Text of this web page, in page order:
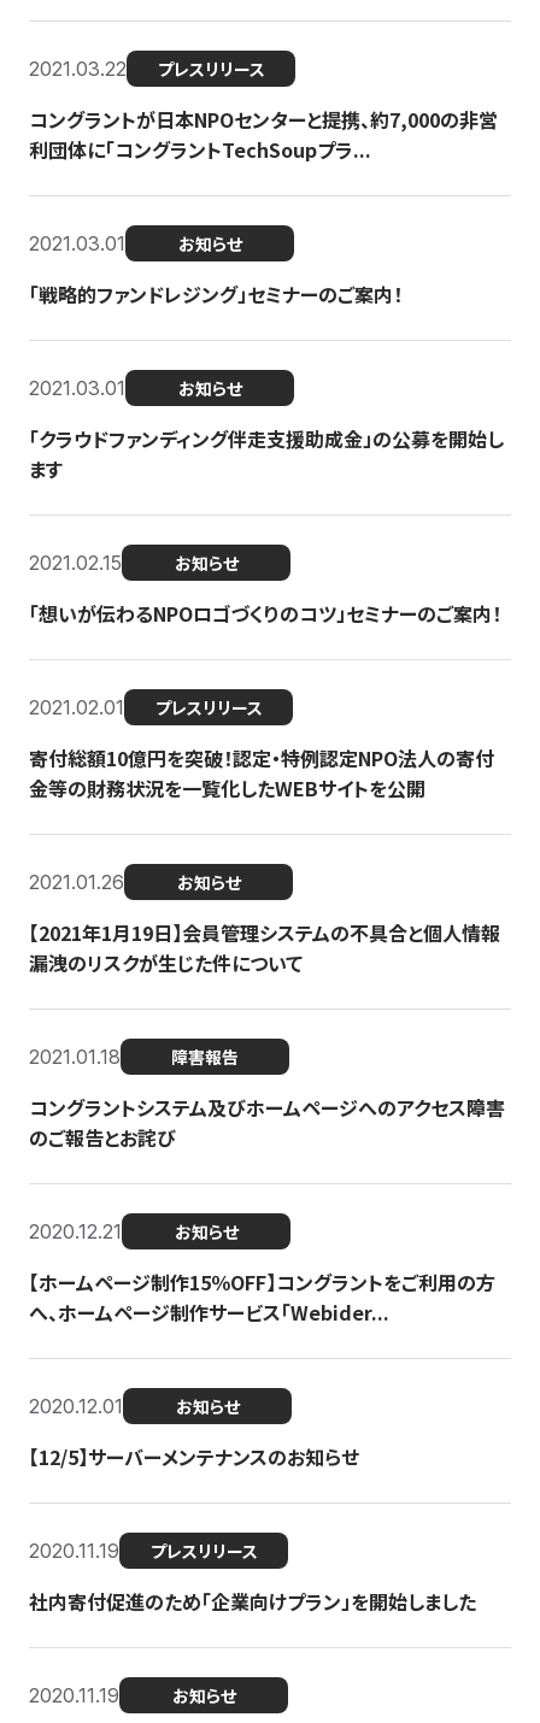
2021.03.22 プレスリリース
コングラントが日本NPOセンターと提携、約7,000の非営
利団体に「コングラントTechSoupプラ...
2021.03.01 お知らせ
「戦略的ファンドレジング」セミナーのご案内！
2021.03.01 お知らせ
「クラウドファンディング伴走支援助成金」の公募を開始し
ます
2021.02.15 お知らせ
「想いが伝わるNPOロゴづくりのコツ」セミナーのご案内！
2021.02.01 プレスリリース
寄付総額10億円を突破！認定・特例認定NPO法人の寄付
金等の財務状況を一覧化したWEBサイトを公開
2021.01.26 お知らせ
【2021年1月19日】会員管理システムの不具合と個人情報
漏洩のリスクが生じた件について
2021.01.18 障害報告
コングラントシステム及びホームページへのアクセス障害
のご報告とお詫び
2020.12.21 お知らせ
【ホームページ制作15％OFF】コングラントをご利用の方
へ、ホームページ制作サービス「Webider...
2020.12.01 お知らせ
【12/5】サーバーメンテナンスのお知らせ
2020.11.19 プレスリリース
社内寄付促進のため「企業向けプラン」を開始しました
2020.11.19 お知らせ